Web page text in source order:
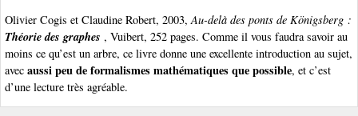
Olivier Cogis et Claudine Robert, 2003, Au-delà des ponts de Königsberg :
Théorie des graphes , Vuibert, 252 pages. Comme il vous faudra savoir au
moins ce qu’est un arbre, ce livre donne une excellente introduction au sujet,
avec aussi peu de formalismes mathématiques que possible, et c’est
d’une lecture très agréable.